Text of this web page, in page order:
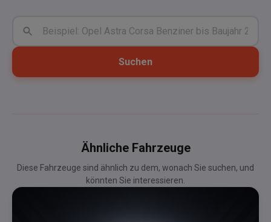
Suchen
Ähnliche Fahrzeuge
Diese Fahrzeuge sind ähnlich zu dem, wonach Sie suchen, und
könnten Sie interessieren.